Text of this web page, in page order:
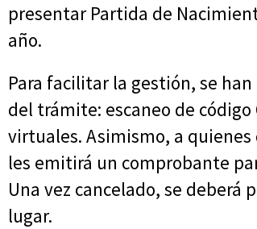
presentar Partida de
año.
Para facilitar la gestión, se
del trámite: escaneo de
virtuales. Asimismo, a
les emitirá un comprobante
Una vez cancelado, se
lugar.